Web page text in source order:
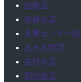
福島店
南越谷店
多摩センター店
あきる野店
吉祥寺店
四街道店